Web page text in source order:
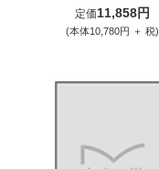
定価11,858円
(本体10,780円 ＋ 税)